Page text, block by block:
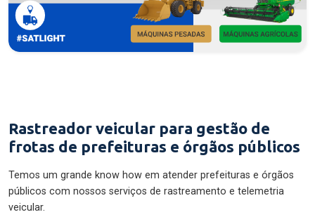
Rastreador veicular para gestão de
frotas de prefeituras e órgãos públicos
Temos um grande know how em atender prefeituras e órgãos
públicos com nossos serviços de rastreamento e telemetria
veicular.